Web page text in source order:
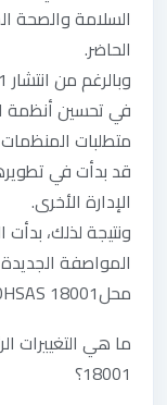
الحاضر.
في تحسين أنظمة
قد بدأت في
الإدارة الأخرى.
محلOHSAS 18001.
18001؟